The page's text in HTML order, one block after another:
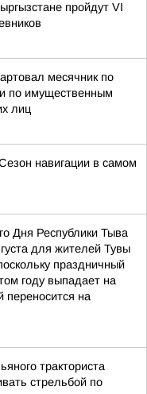
пройдут VI
месячник по
по имущественным
лиц
навигации в самом
Дня Республики Тыва
для жителей Тувы
праздничный
году выпадает на
переносится на
тракториста
стрельбой по